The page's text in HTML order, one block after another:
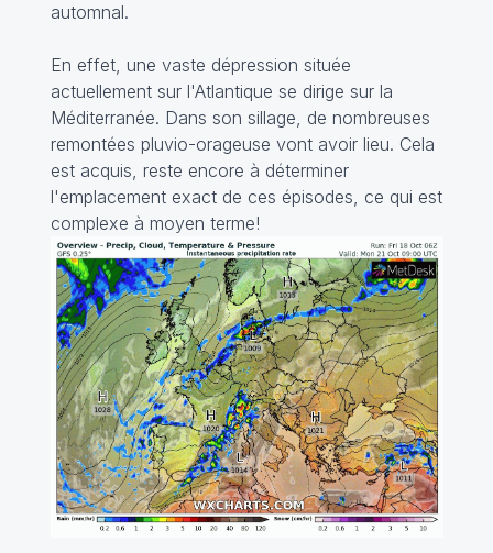
automnal.
En effet, une vaste dépression située
actuellement sur l'Atlantique se dirige sur la
Méditerranée. Dans son sillage, de nombreuses
remontées pluvio-orageuse vont avoir lieu. Cela
est acquis, reste encore à déterminer
l'emplacement exact de ces épisodes, ce qui est
complexe à moyen terme!